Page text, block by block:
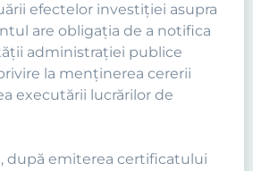
efectelor investiţiei asupra
are obligaţia de a notifica
administraţiei publice
la menţinerea cererii
executării lucrărilor de
după emiterea certificatului